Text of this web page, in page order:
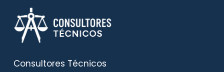
Consultores Técnicos